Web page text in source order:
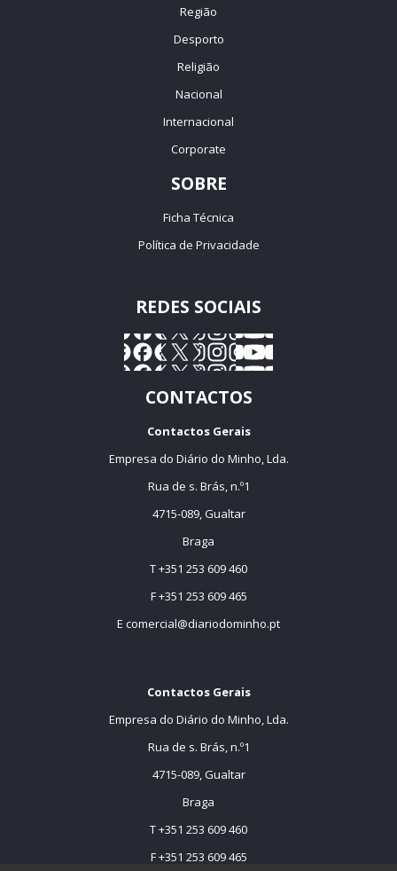
Região
Desporto
Religião
Nacional
Internacional
Corporate
SOBRE
Ficha Técnica
Política de Privacidade
REDES SOCIAIS
CONTACTOS
Contactos Gerais
Empresa do Diário do Minho, Lda.
Rua de s. Brás, n.º1
4715-089, Gualtar
Braga
T +351 253 609 460
F +351 253 609 465
E comercial@diariodominho.pt
Contactos Gerais
Empresa do Diário do Minho, Lda.
Rua de s. Brás, n.º1
4715-089, Gualtar
Braga
T +351 253 609 460
F +351 253 609 465